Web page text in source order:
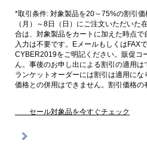
*取引条件: 対象製品を20～75%の割引
（月）～8日（日）にご注文いただい
合は、対象製品をカートに加えた時点
入力は不要です。EメールもしくはFAX
CYBER2019をご明記ください。販促コ
ん。事後のお申し出による割引の適用
ランケットオーダーには割引は適用に
価格との併用はできません。割引価格
セール対象品を今すぐチェック